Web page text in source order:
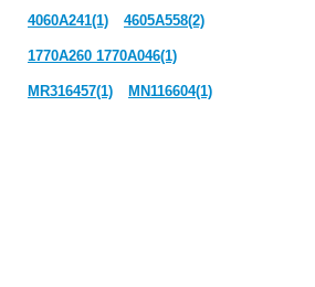
4060A241(1) 4605A558(2)
1770A260 1770A046(1)
MR316457(1) MN116604(1)